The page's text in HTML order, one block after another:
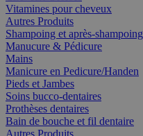
Vitamines pour cheveux
Autres Produits
Shampoing et après-shampoing
Manucure & Pédicure
Mains
Manicure en Pedicure/Handen
Pieds et Jambes
Soins bucco-dentaires
Prothèses dentaires
Bain de bouche et fil dentaire
Autres Produits